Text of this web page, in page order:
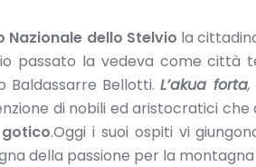
Nazionale dello Stelvio la
passato la vedeva come città
Baldassarre Bellotti.L’akua forta,
di nobili ed aristocratici
.Oggi i suoi ospiti vi
della passione per la